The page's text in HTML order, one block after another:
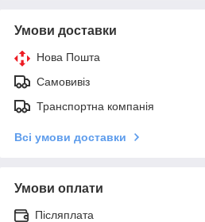
Умови доставки
Нова Пошта
Самовивіз
Транспортна компанія
Всі умови доставки
Умови оплати
Післяплата